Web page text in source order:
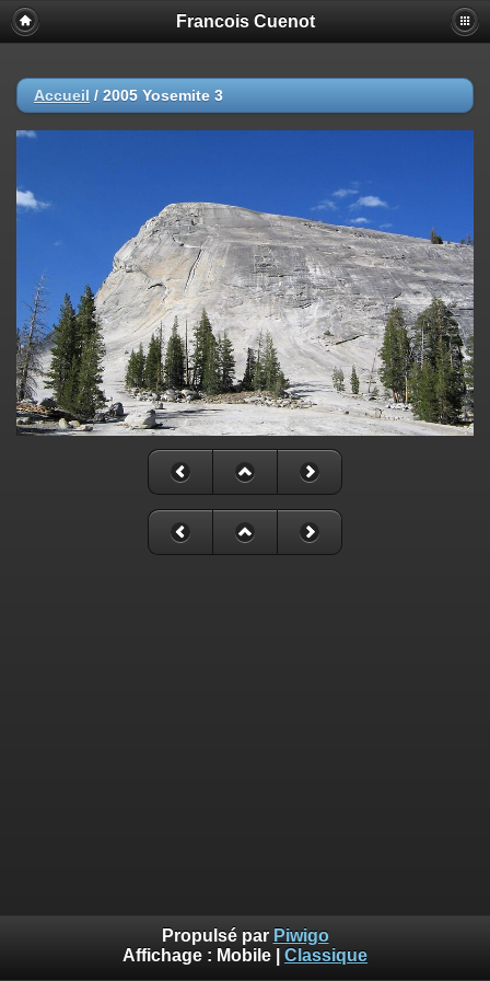
Francois Cuenot
Accueil / 2005 Yosemite 3
Propulsé par Piwigo
Affichage : Mobile Classique